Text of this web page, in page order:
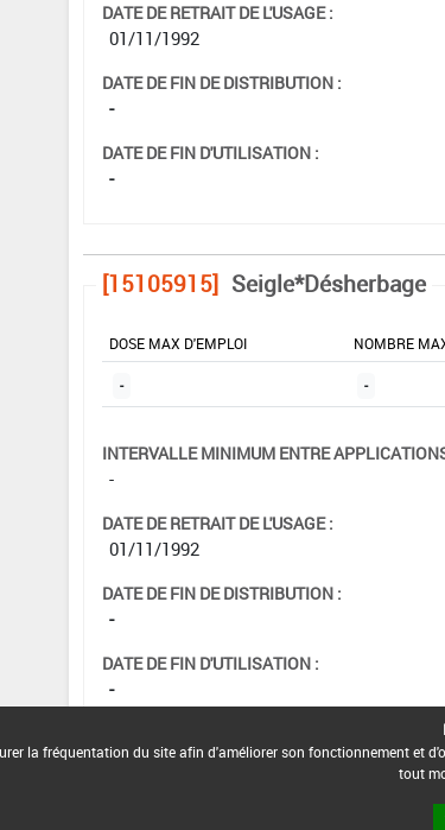
DATE DE RETRAIT DE L'USAGE :
01/11/1992
DATE DE FIN DE DISTRIBUTION :
-
DATE DE FIN D'UTILISATION :
-
[15105915] Seigle*Désherbage
DOSE MAX D'EMPLOI NOMBRE
- -
INTERVALLE MINIMUM ENTRE
-
DATE DE RETRAIT DE L'USAGE :
01/11/1992
DATE DE FIN DE DISTRIBUTION :
-
DATE DE FIN D'UTILISATION :
-
la fréquentation du site afin d'améliorer son fonctionnement et
tout